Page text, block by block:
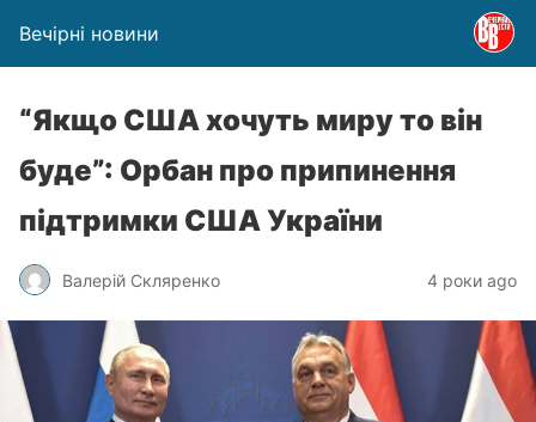
Вечірні новини
“Якщо США хочуть миру то він
буде”: Орбан про припинення
підтримки США України
Валерій Скляренко 4 роки ago